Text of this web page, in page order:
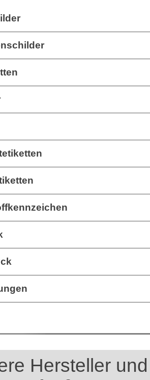
Hersteller